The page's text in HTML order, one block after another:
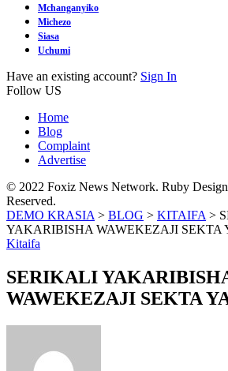
Mchanganyiko
Michezo
Siasa
Uchumi
Have an existing account? Sign In
Follow US
Home
Blog
Complaint
Advertise
© 2022 Foxiz News Network. Ruby
Reserved.
DEMO KRASIA > BLOG > KITAIFA >
YAKARIBISHA WAWEKEZAJI SEKTA
Kitaifa
SERIKALI
WAWEKEZAJI SEKTA